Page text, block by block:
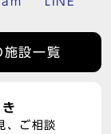
施設一覧
、ご相談